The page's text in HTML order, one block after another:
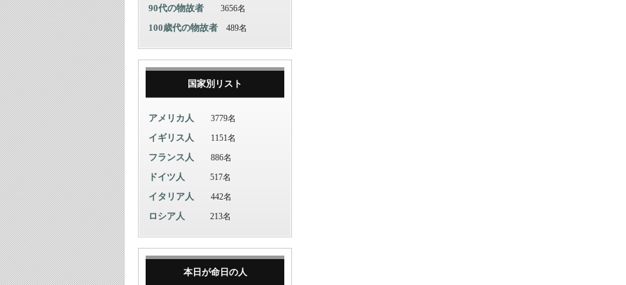
90代の物故者 3656名
100歳代の物故者 489名
国家別リスト
アメリカ人 3779名
イギリス人 1151名
フランス人 886名
ドイツ人 517名
イタリア人 442名
ロシア人 213名
本日が命日の人